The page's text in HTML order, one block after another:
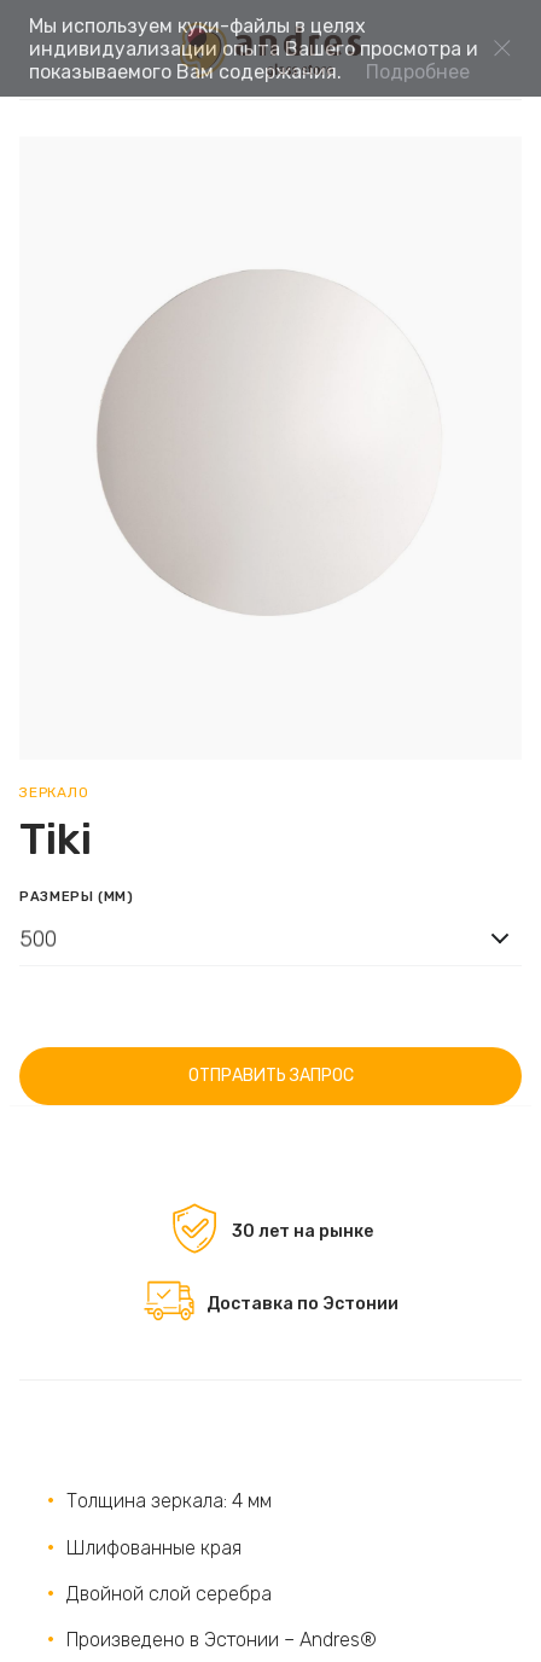
ЗЕРКАЛО
Tiki
РАЗМЕРЫ (ММ)
500
ОТПРАВИТЬ ЗАПРОС
30 лет на рынке
Доставка по Эстонии
Толщина зеркала: 4 мм
Шлифованные края
Двойной слой серебра
Произведено в Эстонии – Andres®
Мы используем куки-файлы в целях
индивидуализации опыта Вашего просмотра и
показываемого Вам содержания.
Подробнее